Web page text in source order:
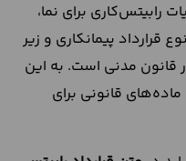
رابیتس‌کاری برای نما،
قرارداد پیمانکاری و زیر
قانون مدنی است. به این
قانونی برای